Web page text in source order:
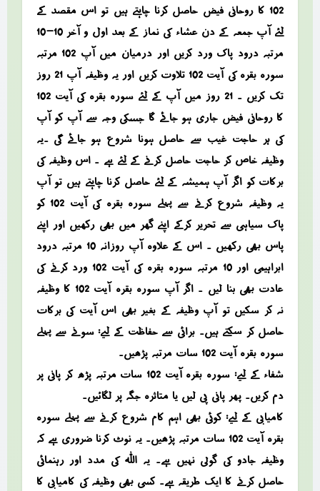
102 کا روحانی فیض حاصل کرنا چاہتے ہیں تو اس مقصد کے
لئے آپ جمعہ کے دن عشاء کی نماز کے بعد اول و آخر 10-10
مرتبہ درود پاک ورد کریں اور درمیان میں آپ 102 مرتبہ
سورہ بقرہ کی آیت 102 تلاوت کریں اور یہ وظیفہ آپ 21 روز
تک کریں ۔ 21 روز میں آپ کے لئے سورہ بقرہ کی آیت 102
کا روحانی فیض جاری ہو جائے گا جسکی وجہ سے آپ کو آپ
کی ہر حاجت غیب سے حاصل ہونا شروع ہو جائے گی ۔یہ
وظیفہ خاص کر حاجت حاصل کرنے کے لئے ہے ۔ اس وظیفہ کی
برکات کو اگر آپ ہمیشہ کے لئے حاصل کرنا چاہتے ہیں تو آپ
یہ وظیفہ شروع کرنے سے پہلے سورہ بقرہ کی آیت 102 کو
پاک سیاہی سے تحریر کرکے اپنے گھر میں بھی رکھیں اور اپنے
پاس بھی رکھیں ۔ اس کے علاوہ آپ روزانہ 10 مرتبہ درود
ابراہیمی اور 10 مرتبہ سورہ بقرہ کی آیت 102 ورد کرنے کی
عادت بھی بنا لیں ۔ اگر آپ سورہ بقرہ آیت 102 کا وظیفہ
نہ کر سکیں تو آپ وظیفہ کے بغیر بھی اس آیت کی برکات
حاصل کر سکتے ہیں۔ برائی سے حفاظت کے لیے: سونے سے پہلے
سورہ بقرہ آیت 102 سات مرتبہ پڑھیں۔
شفاء کے لیے: سورہ بقرہ آیت 102 سات مرتبہ پڑھ کر پانی پر
دم کریں۔ پھر پانی پی لیں یا متاثرہ جگہ پر لگائیں۔
کامیابی کے لیے: کوئی بھی اہم کام شروع کرنے سے پہلے سورہ
بقرہ آیت 102 سات مرتبہ پڑھیں۔ یہ نوٹ کرنا ضروری ہے کہ
وظیفہ جادو کی گولی نہیں ہے۔ یہ اللہ کی مدد اور رہنمائی
حاصل کرنے کا ایک طریقہ ہے۔ کسی بھی وظیفہ کی کامیابی کا